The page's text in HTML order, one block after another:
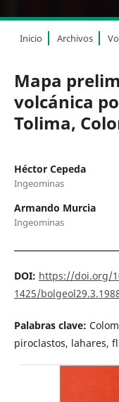
Inicio Archivos
Mapa
volcánica
Tolima,
Héctor Cepeda
Ingeominas
Armando Murcia
Ingeominas
DOI: https://doi.org/
1425/
Palabras clave:
piroclastos, lahares,